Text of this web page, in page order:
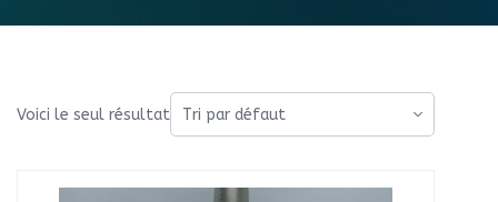
Voici le seul résultat